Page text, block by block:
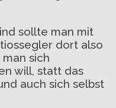
sollte man mit
dort also
sich
will, statt das
auch sich selbst